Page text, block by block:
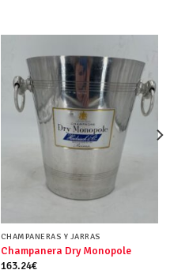
CHAMPANERAS Y JARRAS
Champanera Dry Monopole
163.24€